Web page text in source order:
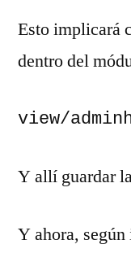
Esto implicará
dentro del
view/
Y allí guardar
Y ahora,